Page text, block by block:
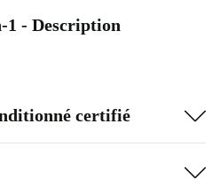
1 - Description
certifié